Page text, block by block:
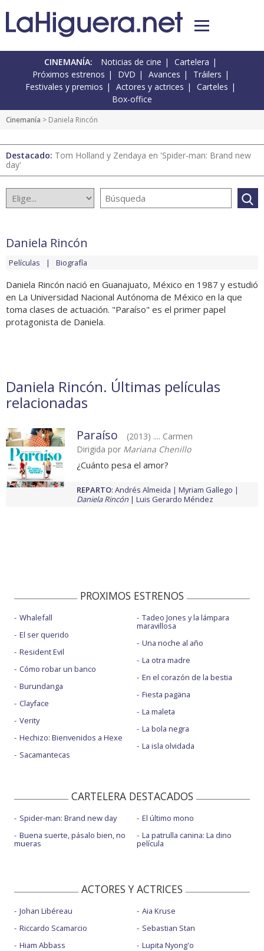
CINEMANÍA: Noticias de cine
Cartelera
Próximos estrenos
DVD Avances
Tráilers
Festivales y premios
Actores y actrices
Carteles
Box-office
Cinemanía > Daniela Rincón
Destacado: Tom Holland y Zendaya en 'Spider-man: Brand new
day'
Daniela Rincón
Películas Biografía
Daniela Rincón nació en Guanajuato, México en 1987 y estudió
en La Universidad Nacional Autónoma de México en la que
toma clases de actuación. "Paraíso" es el primer papel
protagonista de Daniela.
Daniela Rincón. Últimas películas
relacionadas
Paraíso
(2013) .... Carmen
Dirigida por Mariana Chenillo
¿Cuánto pesa el amor?
REPARTO: Andrés Almeida
Myriam Gallego
Daniela Rincón
Luis Gerardo Méndez
PROXIMOS ESTRENOS
Whalefall
El ser querido
Resident Evil
Cómo robar un banco
Burundanga
Clayface
Verity
Hechizo: Bienvenidos a Hexe
Sacamantecas
Tadeo Jones y la lámpara
maravillosa
Una noche al año
La otra madre
En el corazón de la bestia
Fiesta pagäna
La maleta
La bola negra
La isla olvidada
CARTELERA DESTACADOS
Spider-man: Brand new day
Buena suerte, pásalo bien, no
mueras
El último mono
La patrulla canina: La dino
película
ACTORES Y ACTRICES
Johan Libéreau
Riccardo Scamarcio
Hiam Abbass
Aia Kruse
Sebastian Stan
Lupita Nyong'o